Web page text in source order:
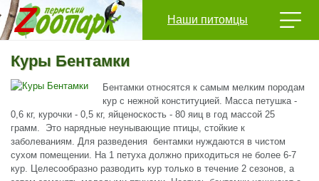
Наши питомцы
Куры Бентамки
Бентамки относятся к самым мелким породам
кур с нежной конституцией. Масса петушка -
0,6 кг, курочки - 0,5 кг, яйценоскость - 80 яиц в год массой 25
грамм. Это нарядные неунывающие птицы, стойкие к
заболеваниям. Для разведения бентамки нуждаются в чистом
сухом помещении. На 1 петуха должно приходиться не более 6-7
кур. Целесообразно разводить кур только в течение 2 сезонов, а